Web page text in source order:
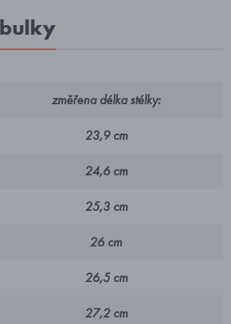
změřena délka stélky:
23,9 cm
24,6 cm
25,3 cm
26 cm
26,5 cm
27,2 cm